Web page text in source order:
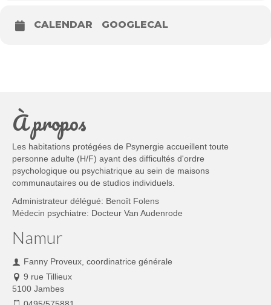
CALENDAR GOOGLECAL
À propos
Les habitations protégées de Psynergie accueillent toute
personne adulte (H/F) ayant des difficultés d'ordre
psychologique ou psychiatrique au sein de maisons
communautaires ou de studios individuels.
Administrateur délégué: Benoît Folens
Médecin psychiatre: Docteur Van Audenrode
Namur
Fanny Proveux, coordinatrice générale
9 rue Tillieux
5100 Jambes